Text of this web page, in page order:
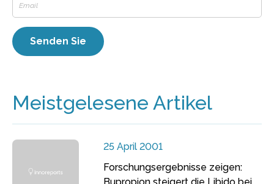
Meistgelesene Artikel
25 April 2001
Forschungsergebnisse zeigen:
Bupropion steigert die Libido bei